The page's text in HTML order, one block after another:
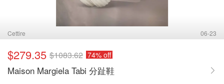
Cettire 06-23
$279.35 $1083.62 74% off
Maison Margiela Tabi 分趾鞋